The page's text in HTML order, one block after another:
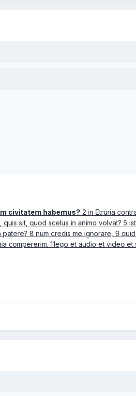
civitatem habemus? 2 in Etruria
quis sit, quod scelus in animo volvat?
patere? 8 num credis me ignorare, 9
compererim. 11ego et audio et video